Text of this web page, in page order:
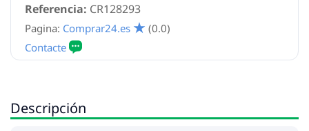
Referencia: CR128293
Pagina: Comprar24.es (0.0)
Descripción